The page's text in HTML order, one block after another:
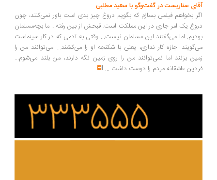
سناریست در گفت‌وگو با سعید مطلبی
بخواهم فیلمی بسازم که بگویم دروغ چیز بدی است باور نمی‌کنند، چون
یک امر جاری در این مملکت است. قبحش از بین رفته... ما بچه‌مسلمان
اما می‌گفتند این مسلمان نیست... وقتی به آدمی که در کار سینماست
اجازه کار نداری، یعنی با شکنجه او را می‌کشند... می‌توانند من را
بزنند اما نمی‌توانند من را روی زمین نگه دارند، من بلند می‌شوم...
عاشقانه مردم را دوست داشت ...